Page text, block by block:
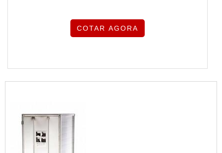
COTAR AGORA